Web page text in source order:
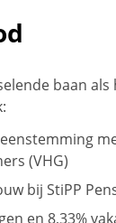
baan
(VHG)
bij StiPP
en 8,33%